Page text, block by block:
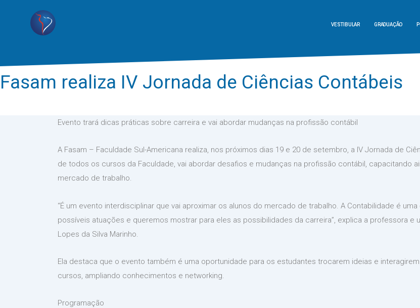
VESTIBULAR GRADUAÇÃO
Fasam realiza IV Jornada de Ciências Contábeis
Evento trará dicas práticas sobre carreira e vai abordar mudanças na profissão contábil
A Fasam – Faculdade Sul-Americana realiza, nos próximos dias 19 e 20 de setembro, a IV Jornada de
de todos os cursos da Faculdade, vai abordar desafios e mudanças na profissão contábil, capacitando
mercado de trabalho.
“É um evento interdisciplinar que vai aproximar os alunos do mercado de trabalho. A Contabilidade é
possíveis atuações e queremos mostrar para eles as possibilidades da carreira”, explica a professora e
Lopes da Silva Marinho.
Ela destaca que o evento também é uma oportunidade para os estudantes trocarem ideias e
cursos, ampliando conhecimentos e networking.
Programação